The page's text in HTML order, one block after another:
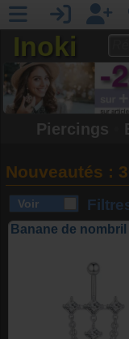
Inoki
Piercings
Nouveautés :
Banane de